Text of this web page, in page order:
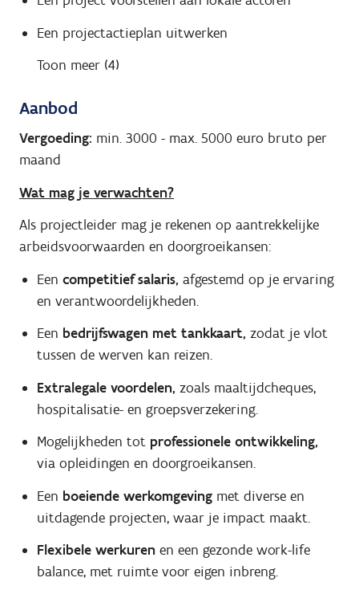
Een projectactieplan uitwerken
Toon meer (4)
Aanbod
Vergoeding: min. 3000 - max. 5000 euro bruto per
maand
Wat mag je verwachten?
Als projectleider mag je rekenen op aantrekkelijke
arbeidsvoorwaarden en doorgroeikansen:
Een competitief salaris,afgestemd op je ervaring
en verantwoordelijkheden.
Een bedrijfswagen met tankkaart,zodat je vlot
tussen de werven kan reizen.
Extralegale voordelen,zoals maaltijdcheques,
hospitalisatie- en groepsverzekering.
Mogelijkheden tot professionele ontwikkeling,
via opleidingen en doorgroeikansen.
Een boeiende werkomgevingmet diverse en
uitdagende projecten, waar je impact maakt.
Flexibele werkurenen een gezonde work-life
balance, met ruimte voor eigen inbreng.